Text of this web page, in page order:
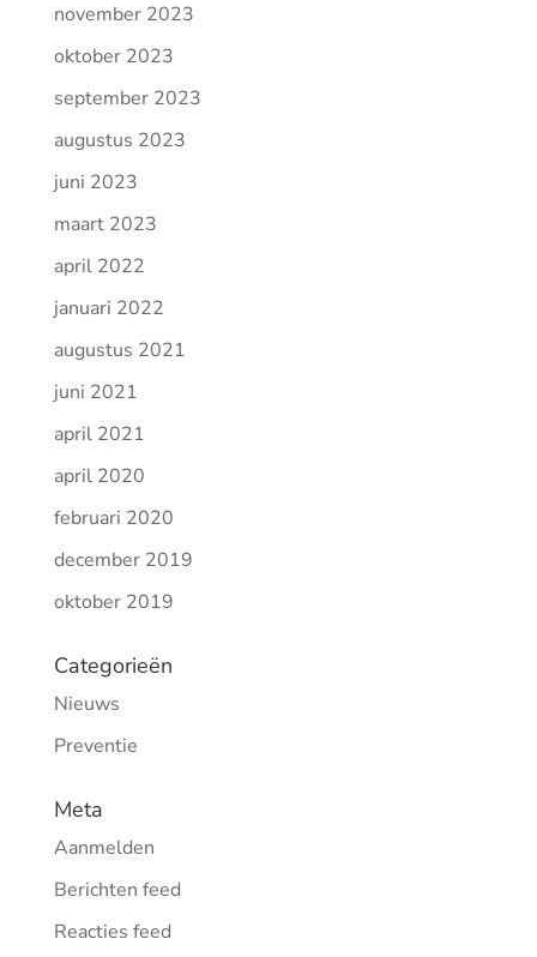
november 2023
oktober 2023
september 2023
augustus 2023
juni 2023
maart 2023
april 2022
januari 2022
augustus 2021
juni 2021
april 2021
april 2020
februari 2020
december 2019
oktober 2019
Categorieën
Nieuws
Preventie
Meta
Aanmelden
Berichten feed
Reacties feed